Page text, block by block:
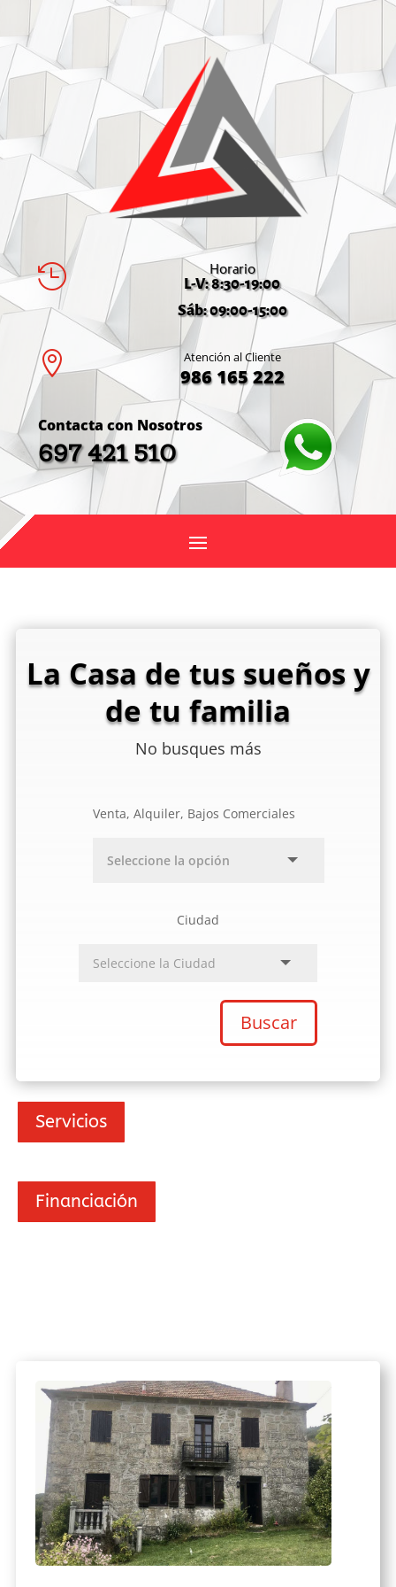
 Horario
L-V: 8:30-19:00
Sáb: 09:00-15:00
 Atención al Cliente
986 165 222
Contacta con Nosotros
697 421 510
La Casa de tus sueños y
de tu familia
No busques más
Venta, Alquiler, Bajos Comerciales
Ciudad
Buscar
Servicios
Financiación